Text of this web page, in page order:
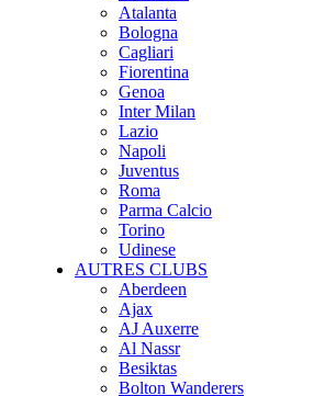
Atalanta
Bologna
Cagliari
Fiorentina
Genoa
Inter Milan
Lazio
Napoli
Juventus
Roma
Parma Calcio
Torino
Udinese
AUTRES CLUBS
Aberdeen
Ajax
AJ Auxerre
Al Nassr
Besiktas
Bolton Wanderers